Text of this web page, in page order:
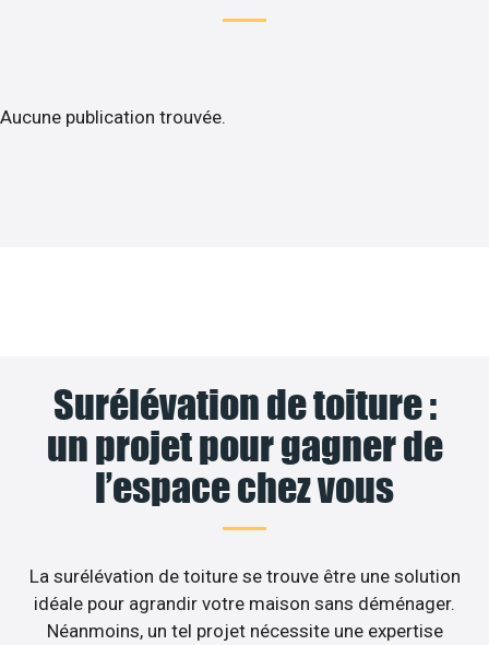
Aucune publication trouvée.
Surélévation de toiture :
un projet pour gagner de
l’espace chez vous
La surélévation de toiture se trouve être une solution
idéale pour agrandir votre maison sans déménager.
Néanmoins, un tel projet nécessite une expertise